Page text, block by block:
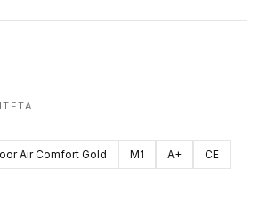
Air Comfort Gold M1 A+ CE